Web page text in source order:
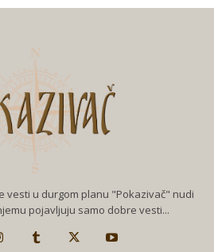
vesti u durgom planu "Pokazivač" nudi
pojavljuju samo dobre vesti...